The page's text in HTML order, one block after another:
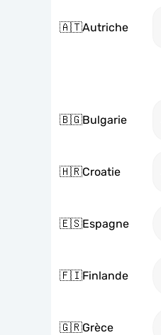
🇦🇹Autriche
🇧🇬Bulgarie
🇭🇷Croatie
🇪🇸Espagne
🇫🇮Finlande
🇬🇷Grèce